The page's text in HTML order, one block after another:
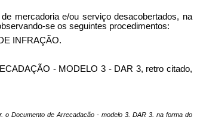
de mercadoria e/ou serviçodesacobertados, na
se os seguintes procedimentos:
INFRAÇÃO.
- MODELO 3 - DAR 3, retro citado,
o Documento de Arrecadação - modelo 3, DAR 3, na forma do